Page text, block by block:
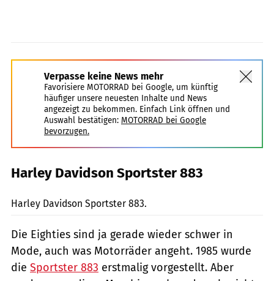
Verpasse keine News mehr
Favorisiere MOTORRAD bei Google, um künftig
häufiger unsere neuesten Inhalte und News
angezeigt zu bekommen. Einfach Link öffnen und
Auswahl bestätigen: MOTORRAD bei Google
bevorzugen.
Harley Davidson Sportster 883
Harley Davidson Sportster 883.
Die Eighties sind ja gerade wieder schwer in
Mode, auch was Motorräder angeht. 1985 wurde
die Sportster 883 erstmalig vorgestellt. Aber